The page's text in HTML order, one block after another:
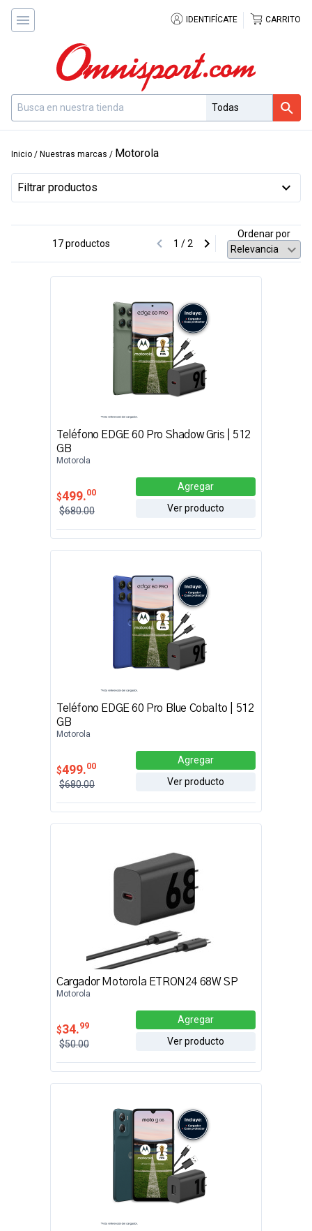
IDENTIFÍCATE CARRITO
Inicio / Nuestras marcas / Motorola
Filtrar productos
17 productos 1 / 2
Ordenar por
Teléfono EDGE 60 Pro Shadow Gris | 512
GB
Motorola
$499.00
$680.00
Agregar
Ver producto
Teléfono EDGE 60 Pro Blue Cobalto | 512
GB
Motorola
$499.00
$680.00
Agregar
Ver producto
Cargador Motorola ETRON24 68W SP
Motorola
$34.99
$50.00
Agregar
Ver producto